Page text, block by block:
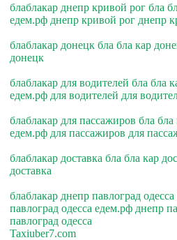
блаблакар днепр кривой рог бла
едем.рф днепр кривой рог днепр
блаблакар донецк бла бла кар
донецк
блаблакар для водителей бла бла
едем.рф для водителей для
блаблакар для пассажиров бла
едем.рф для пассажиров для
блаблакар доставка бла бла кар
доставка
блаблакар днепр павлоград
павлоград одесса едем.рф днепр
павлоград одесса
Taxiuber7.com